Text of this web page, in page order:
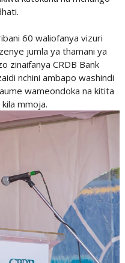
60 waliofanya vizuri
jumla ya thamani ya
zinaifanya CRDB Bank
nchini ambapo washindi
wameondoka na kitita
mmoja.